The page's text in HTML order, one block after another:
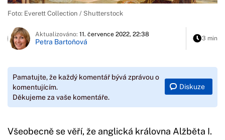
Foto: Everett Collection / Shutterstock
Aktualizováno: 11. července 2022, 22:38
Petra Bartoňová 3 min
Pamatujte, že každý komentář bývá zprávou o
komentujícím.
Děkujeme za vaše komentáře.
Diskuze
Všeobecně se věří, že anglická královna Alžběta I.